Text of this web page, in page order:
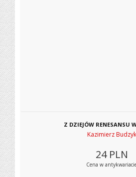
Z DZIEJÓW RENESANSU
Kazimierz Budzyk
24 PLN
Cena w